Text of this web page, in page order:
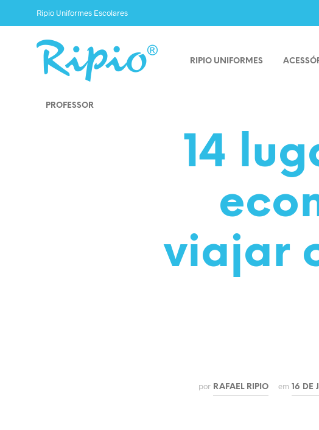
Ripio Uniformes Escolares
RIPIO UNIFORMES
PROFESSOR
14
viajar
por RAFAEL RIPIO em 16 DE